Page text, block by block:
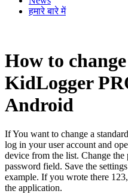
हमारे बारे में
How to
KidLogger
Android
If You want to change a
log in your user account and
device from the list. Change
password field. Save the
example. If you wrote there
the application.